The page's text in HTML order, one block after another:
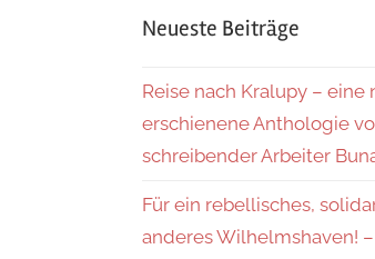
Neueste Beiträge
Reise nach Kralupy – eine
erschienene Anthologie
schreibender Arbeiter
Für ein rebellisches,
anderes Wilhelmshaven!